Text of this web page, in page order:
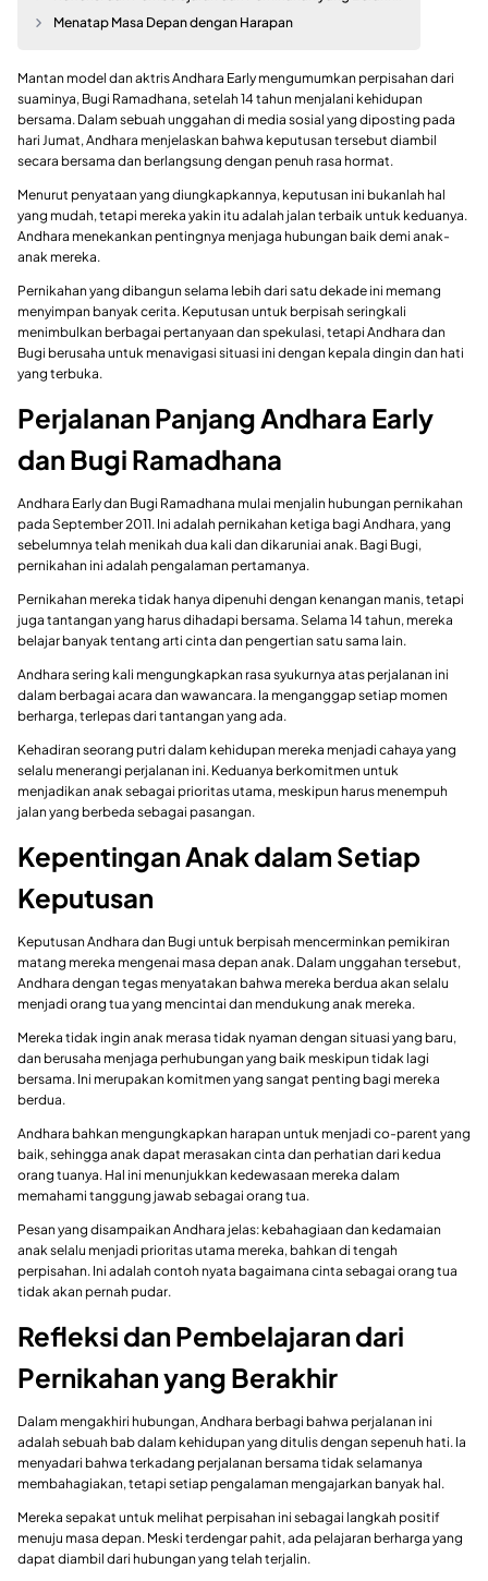
Menatap Masa Depan dengan Harapan
Mantan model dan aktris Andhara Early mengumumkan perpisahan dari
suaminya, Bugi Ramadhana, setelah 14 tahun menjalani kehidupan
bersama. Dalam sebuah unggahan di media sosial yang diposting pada
hari Jumat, Andhara menjelaskan bahwa keputusan tersebut diambil
secara bersama dan berlangsung dengan penuh rasa hormat.
Menurut penyataan yang diungkapkannya, keputusan ini bukanlah hal
yang mudah, tetapi mereka yakin itu adalah jalan terbaik untuk keduanya.
Andhara menekankan pentingnya menjaga hubungan baik demi anak-
anak mereka.
Pernikahan yang dibangun selama lebih dari satu dekade ini memang
menyimpan banyak cerita. Keputusan untuk berpisah seringkali
menimbulkan berbagai pertanyaan dan spekulasi, tetapi Andhara dan
Bugi berusaha untuk menavigasi situasi ini dengan kepala dingin dan hati
yang terbuka.
Perjalanan Panjang Andhara Early
dan Bugi Ramadhana
Andhara Early dan Bugi Ramadhana mulai menjalin hubungan pernikahan
pada September 2011. Ini adalah pernikahan ketiga bagi Andhara, yang
sebelumnya telah menikah dua kali dan dikaruniai anak. Bagi Bugi,
pernikahan ini adalah pengalaman pertamanya.
Pernikahan mereka tidak hanya dipenuhi dengan kenangan manis, tetapi
juga tantangan yang harus dihadapi bersama. Selama 14 tahun, mereka
belajar banyak tentang arti cinta dan pengertian satu sama lain.
Andhara sering kali mengungkapkan rasa syukurnya atas perjalanan ini
dalam berbagai acara dan wawancara. Ia menganggap setiap momen
berharga, terlepas dari tantangan yang ada.
Kehadiran seorang putri dalam kehidupan mereka menjadi cahaya yang
selalu menerangi perjalanan ini. Keduanya berkomitmen untuk
menjadikan anak sebagai prioritas utama, meskipun harus menempuh
jalan yang berbeda sebagai pasangan.
Kepentingan Anak dalam Setiap
Keputusan
Keputusan Andhara dan Bugi untuk berpisah mencerminkan pemikiran
matang mereka mengenai masa depan anak. Dalam unggahan tersebut,
Andhara dengan tegas menyatakan bahwa mereka berdua akan selalu
menjadi orang tua yang mencintai dan mendukung anak mereka.
Mereka tidak ingin anak merasa tidak nyaman dengan situasi yang baru,
dan berusaha menjaga perhubungan yang baik meskipun tidak lagi
bersama. Ini merupakan komitmen yang sangat penting bagi mereka
berdua.
Andhara bahkan mengungkapkan harapan untuk menjadi co-parent yang
baik, sehingga anak dapat merasakan cinta dan perhatian dari kedua
orang tuanya. Hal ini menunjukkan kedewasaan mereka dalam
memahami tanggung jawab sebagai orang tua.
Pesan yang disampaikan Andhara jelas: kebahagiaan dan kedamaian
anak selalu menjadi prioritas utama mereka, bahkan di tengah
perpisahan. Ini adalah contoh nyata bagaimana cinta sebagai orang tua
tidak akan pernah pudar.
Refleksi dan Pembelajaran dari
Pernikahan yang Berakhir
Dalam mengakhiri hubungan, Andhara berbagi bahwa perjalanan ini
adalah sebuah bab dalam kehidupan yang ditulis dengan sepenuh hati. Ia
menyadari bahwa terkadang perjalanan bersama tidak selamanya
membahagiakan, tetapi setiap pengalaman mengajarkan banyak hal.
Mereka sepakat untuk melihat perpisahan ini sebagai langkah positif
menuju masa depan. Meski terdengar pahit, ada pelajaran berharga yang
dapat diambil dari hubungan yang telah terjalin.